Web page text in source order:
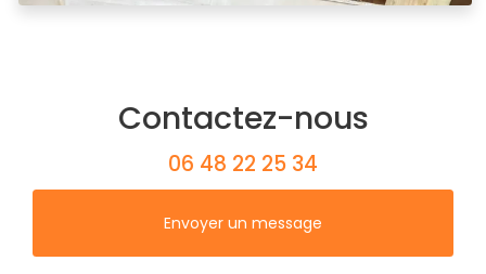
Contactez-nous
06 48 22 25 34
Envoyer un message